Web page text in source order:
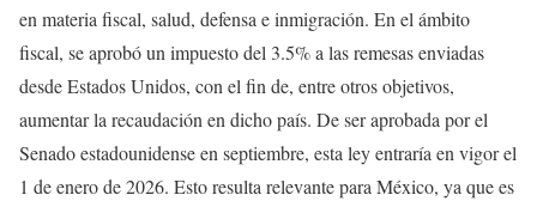
en materia fiscal, salud, defensa e inmigración. En el ámbito
fiscal, se aprobó un impuesto del 3.5% a las remesas enviadas
desde Estados Unidos, con el fin de, entre otros objetivos,
aumentar la recaudación en dicho país. De ser aprobada por el
Senado estadounidense en septiembre, esta ley entraría en vigor el
1 de enero de 2026. Esto resulta relevante para México, ya que es